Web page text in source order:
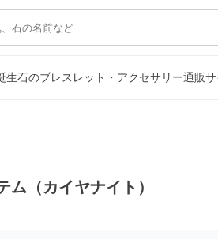
石のブレスレット・アクセサリー通販サ
ム（カイヤナイト）